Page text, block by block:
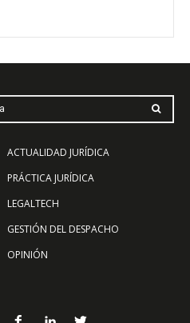
ACTUALIDAD JURÍDICA
PRÁCTICA JURÍDICA
LEGALTECH
GESTIÓN DEL DESPACHO
OPINIÓN